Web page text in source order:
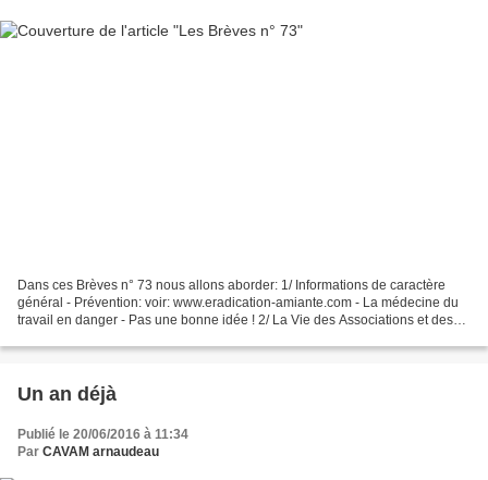
Dans ces Brèves n° 73 nous allons aborder: 1/ Informations de caractère
général - Prévention: voir: www.eradication-amiante.com - La médecine du
travail en danger - Pas une bonne idée ! 2/ La Vie des Associations et des
Un an déjà
Publié le 20/06/2016 à 11:34
Par CAVAM arnaudeau